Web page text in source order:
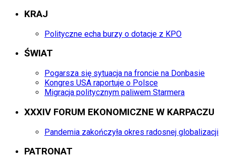
KRAJ
Polityczne echa burzy o dotacje z KPO
ŚWIAT
Pogarsza się sytuacja na froncie na Donbasie
Kongres USA raportuje o Polsce
Migracja politycznym paliwem Starmera
XXXIV FORUM EKONOMICZNE W KARPACZU
Pandemia zakończyła okres radosnej globalizacji
PATRONAT